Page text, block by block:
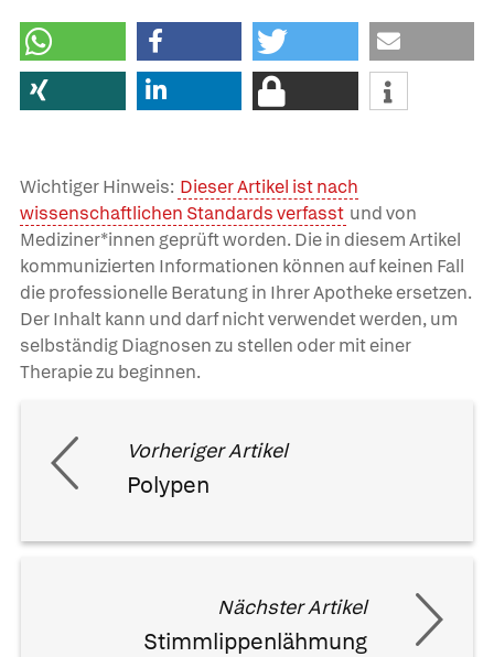
Wichtiger Hinweis: Dieser Artikel ist nach
wissenschaftlichen Standards verfasst und von
Mediziner*innen geprüft worden. Die in diesem Artikel
kommunizierten Informationen können auf keinen Fall
die professionelle Beratung in Ihrer Apotheke ersetzen.
Der Inhalt kann und darf nicht verwendet werden, um
selbständig Diagnosen zu stellen oder mit einer
Therapie zu beginnen.
Vorheriger Artikel
Polypen
Nächster Artikel
Stimmlippenlähmung